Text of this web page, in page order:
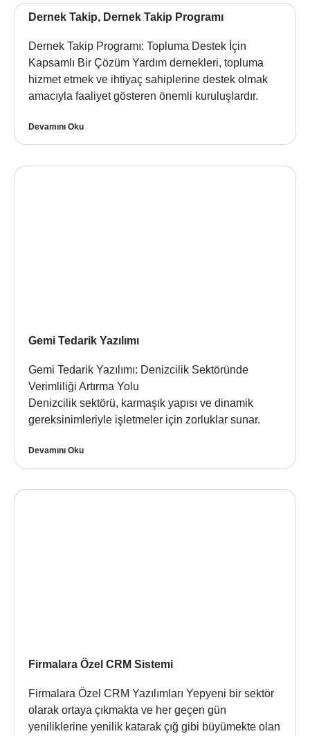
Dernek Takip, Dernek Takip Programı
Dernek Takip Programı: Topluma Destek İçin
Kapsamlı Bir Çözüm Yardım dernekleri, topluma
hizmet etmek ve ihtiyaç sahiplerine destek olmak
amacıyla faaliyet gösteren önemli kuruluşlardır.
Devamını Oku
Gemi Tedarik Yazılımı
Gemi Tedarik Yazılımı: Denizcilik Sektöründe
Verimliliği Artırma Yolu
Denizcilik sektörü, karmaşık yapısı ve dinamik
gereksinimleriyle işletmeler için zorluklar sunar.
Devamını Oku
Firmalara Özel CRM Sistemi
Firmalara Özel CRM Yazılımları Yepyeni bir sektör
olarak ortaya çıkmakta ve her geçen gün
yeniliklerine yenilik katarak çığ gibi büyümekte olan